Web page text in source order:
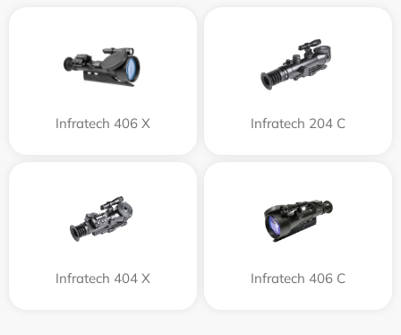
Infratech 406 Х Infratech 204 С
Infratech 404 Х Infratech 406 С